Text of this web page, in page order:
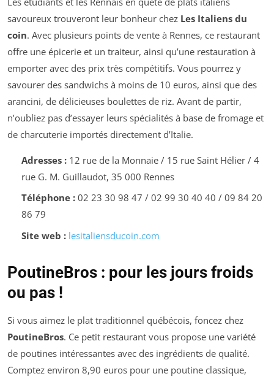
savoureux trouveront leur bonheur chez Les Italiens du
coin. Avec plusieurs points de vente à Rennes, ce restaurant
offre une épicerie et un traiteur, ainsi qu’une restauration à
emporter avec des prix très compétitifs. Vous pourrez y
savourer des sandwichs à moins de 10 euros, ainsi que des
arancini, de délicieuses boulettes de riz. Avant de partir,
n’oubliez pas d’essayer leurs spécialités à base de fromage et
de charcuterie importés directement d’Italie.
Adresses :12 rue de la Monnaie / 15 rue Saint Hélier / 4
rue G. M. Guillaudot, 35 000 Rennes
Téléphone :02 23 30 98 47 / 02 99 30 40 40 / 09 84 20
86 79
Site web : lesitaliensducoin.com
PoutineBros : pour les jours froids
ou pas !
Si vous aimez le plat traditionnel québécois, foncez chez
PoutineBros. Ce petit restaurant vous propose une variété
de poutines intéressantes avec des ingrédients de qualité.
Comptez environ 8,90 euros pour une poutine classique,